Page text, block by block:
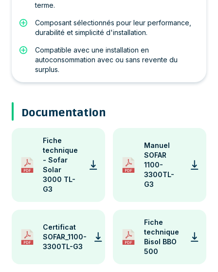
terme.
Composant sélectionnés pour leur performance,
durabilité et simplicité d'installation.
Compatible avec une installation en
autoconsommation avec ou sans revente du
surplus.
Documentation
Fiche
technique
- Sofar
Solar
3000 TL-
G3
Manuel
SOFAR
1100-
3300TL-
G3
Certificat
SOFAR_1100-
3300TL-G3
Fiche
technique
Bisol BBO
500